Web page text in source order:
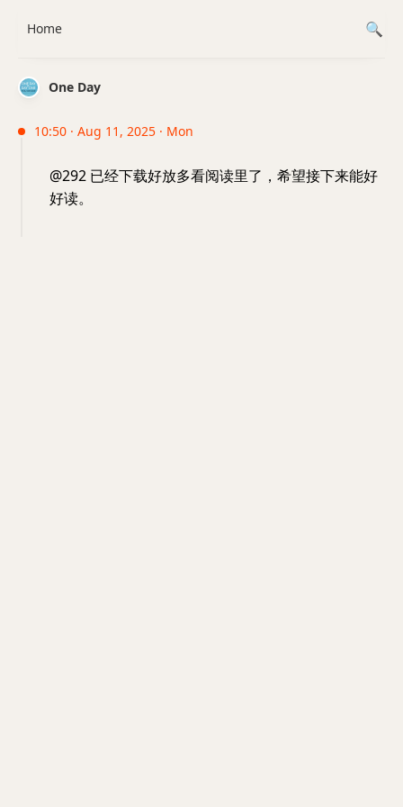
One Day
10:50 · Aug 11, 2025 · Mon
@292 已经下载好放多看阅读里了，希望接下来能好
好读。
Home